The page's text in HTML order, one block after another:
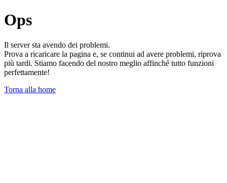
Ops
Il server sta avendo dei problemi.
Prova a ricaricare la pagina e, se continui ad avere problemi, riprova
più tardi. Stiamo facendo del nostro meglio affinché tutto funzioni
perfettamente!
Torna alla home